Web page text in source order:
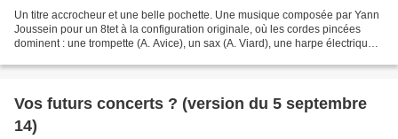
Un titre accrocheur et une belle pochette. Une musique composée par Yann
Joussein pour un 8tet à la configuration originale, où les cordes pincées
dominent : une trompette (A. Avice), un sax (A. Viard), une harpe électrique
Vos futurs concerts ? (version du 5 septembre
14)